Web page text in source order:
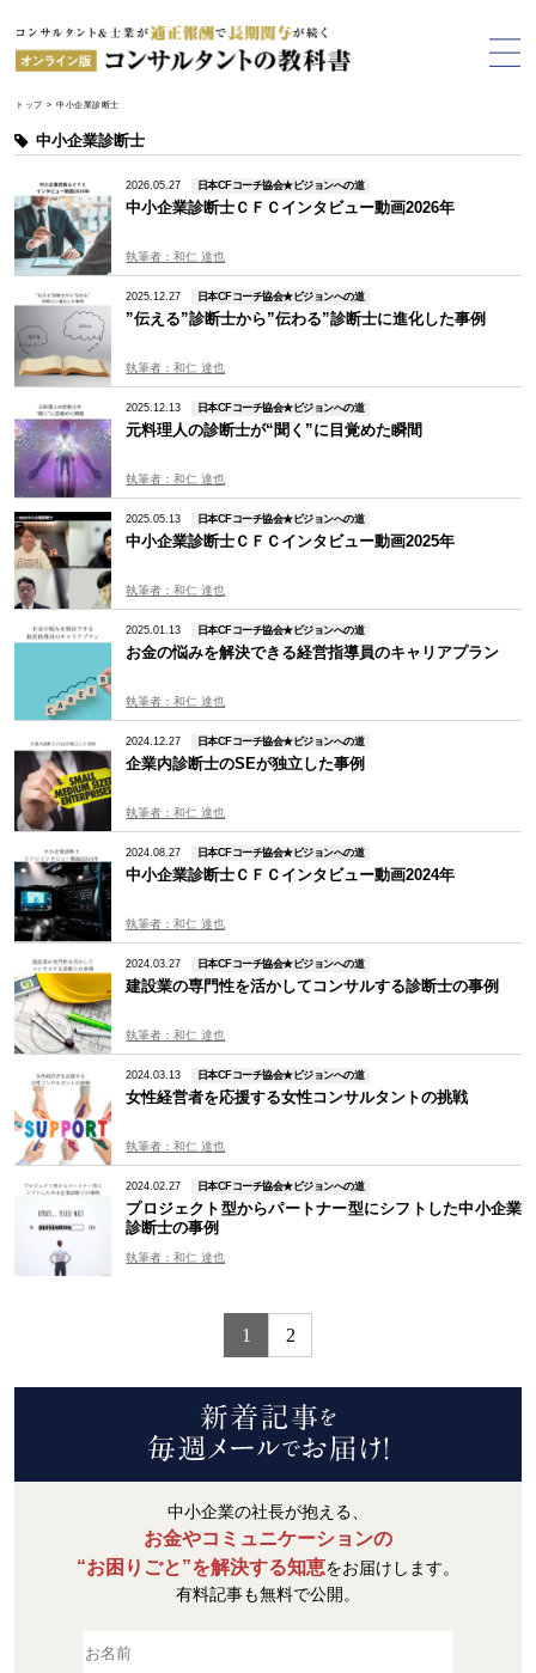
トップ > 中小企業診断士
中小企業診断士
2026.05.27 日本CFコーチ協会★ビジョンへの道
中小企業診断士ＣＦＣインタビュー動画2026年
執筆者：和仁 達也
2025.12.27 日本CFコーチ協会★ビジョンへの道
”伝える”診断士から”伝わる”診断士に進化した事例
執筆者：和仁 達也
2025.12.13 日本CFコーチ協会★ビジョンへの道
元料理人の診断士が“聞く”に目覚めた瞬間
執筆者：和仁 達也
2025.05.13 日本CFコーチ協会★ビジョンへの道
中小企業診断士ＣＦＣインタビュー動画2025年
執筆者：和仁 達也
2025.01.13 日本CFコーチ協会★ビジョンへの道
お金の悩みを解決できる経営指導員のキャリアプラン
執筆者：和仁 達也
2024.12.27 日本CFコーチ協会★ビジョンへの道
企業内診断士のSEが独立した事例
執筆者：和仁 達也
2024.08.27 日本CFコーチ協会★ビジョンへの道
中小企業診断士ＣＦＣインタビュー動画2024年
執筆者：和仁 達也
2024.03.27 日本CFコーチ協会★ビジョンへの道
建設業の専門性を活かしてコンサルする診断士の事例
執筆者：和仁 達也
2024.03.13 日本CFコーチ協会★ビジョンへの道
女性経営者を応援する女性コンサルタントの挑戦
執筆者：和仁 達也
2024.02.27 日本CFコーチ協会★ビジョンへの道
プロジェクト型からパートナー型にシフトした中小企業
診断士の事例
執筆者：和仁 達也
1 2
中小企業の社長が抱える、
お金やコミュニケーションの
“お困りごと”を解決する知恵をお届けします。
有料記事も無料で公開。